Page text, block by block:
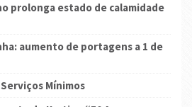
prolonga estado de calamidade
aumento de portagens a 1 de
Mínimos